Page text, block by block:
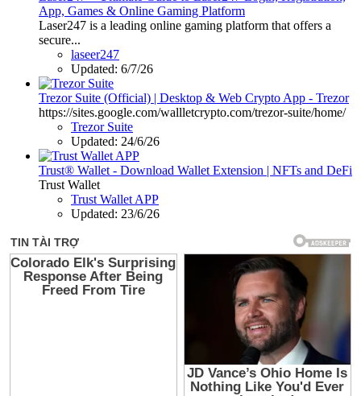
App, Games & Online Gaming Platform
Laser247 is a leading online gaming platform that offers a
secure...
laseer247
Updated: 6/7/26
Trezor Suite (Official) | Desktop & Web Crypto App - Trezor
https://sites.google.com/wallletcrypto.com/trezor-suite/home/
Trezor Suite
Updated: 24/6/26
Trust® Wallet - Download Wallet Extension | NFTs and DeFi
Trust Wallet
Trust Wallet APP
Updated: 23/6/26